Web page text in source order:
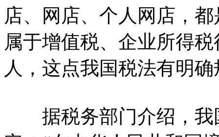
店、网店、个人网店，
属于增值税、企业所得
人，这点我国税法有明确
据税务部门介绍，我